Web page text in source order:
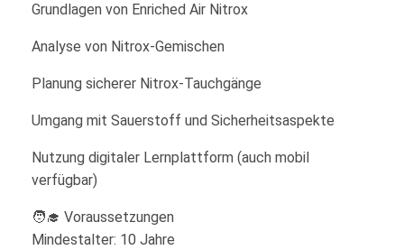
Grundlagen von Enriched Air Nitrox
Analyse von Nitrox-Gemischen
Planung sicherer Nitrox-Tauchgänge
Umgang mit Sauerstoff und Sicherheitsaspekte
Nutzung digitaler Lernplattform (auch mobil
verfügbar)
🧑‍🎓 Voraussetzungen
Mindestalter: 10 Jahre